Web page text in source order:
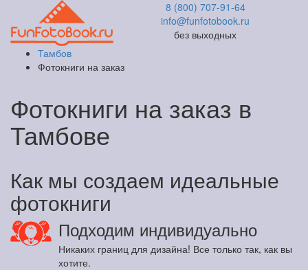
8 (800) 707-91-64
info@funfotobook.ru
без выходных
Тамбов
Фотокниги на заказ
Фотокниги на заказ в
Тамбове
Как мы создаем идеальные
фотокниги
Подходим индивидуально
Никаких границ для дизайна! Все только так, как вы
хотите.